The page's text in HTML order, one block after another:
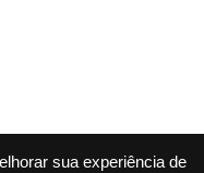
sua experiência de